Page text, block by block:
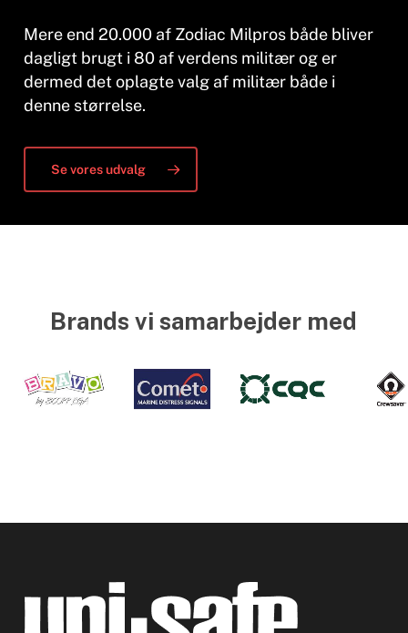
Mere end 20.000 af Zodiac Milpros både bliver
dagligt brugt i 80 af verdens militær og er
dermed det oplagte valg af militær både i
denne størrelse.
Se vores udvalg
Brands vi samarbejder med